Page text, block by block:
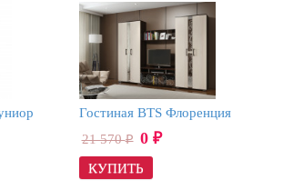
Гостиная BTS Флоренция
21 570₽ 0 ₽